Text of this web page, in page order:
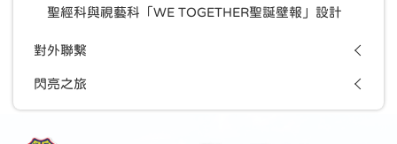
聖經科與視藝科「WE TOGETHER聖誕壁報」設計
對外聯繫
閃亮之旅